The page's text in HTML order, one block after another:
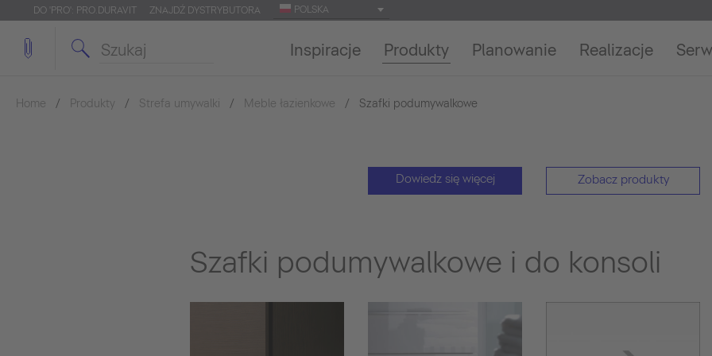
DO 'PRO': PRO.DURAVIT ZNAJDŹ DYSTRYBUTORA POLSKA
Inspiracje Produkty Planowanie Realizacje
Home Produkty Strefa umywalki Meble łazienkowe Szafki podumywalkowe
Dowiedz się więcej Zobacz produkty
Szafki podumywalkowe i do konsoli